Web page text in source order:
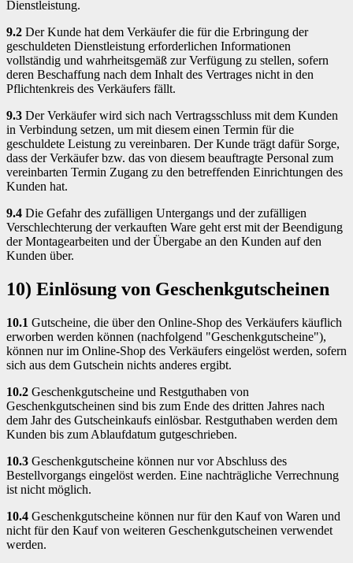
Dienstleistung.
9.2 Der Kunde hat dem Verkäufer die für die Erbringung der
geschuldeten Dienstleistung erforderlichen Informationen
vollständig und wahrheitsgemäß zur Verfügung zu stellen, sofern
deren Beschaffung nach dem Inhalt des Vertrages nicht in den
Pflichtenkreis des Verkäufers fällt.
9.3 Der Verkäufer wird sich nach Vertragsschluss mit dem Kunden
in Verbindung setzen, um mit diesem einen Termin für die
geschuldete Leistung zu vereinbaren. Der Kunde trägt dafür Sorge,
dass der Verkäufer bzw. das von diesem beauftragte Personal zum
vereinbarten Termin Zugang zu den betreffenden Einrichtungen des
Kunden hat.
9.4 Die Gefahr des zufälligen Untergangs und der zufälligen
Verschlechterung der verkauften Ware geht erst mit der Beendigung
der Montagearbeiten und der Übergabe an den Kunden auf den
Kunden über.
10) Einlösung von Geschenkgutscheinen
10.1 Gutscheine, die über den Online-Shop des Verkäufers käuflich
erworben werden können (nachfolgend "Geschenkgutscheine"),
können nur im Online-Shop des Verkäufers eingelöst werden, sofern
sich aus dem Gutschein nichts anderes ergibt.
10.2 Geschenkgutscheine und Restguthaben von
Geschenkgutscheinen sind bis zum Ende des dritten Jahres nach
dem Jahr des Gutscheinkaufs einlösbar. Restguthaben werden dem
Kunden bis zum Ablaufdatum gutgeschrieben.
10.3 Geschenkgutscheine können nur vor Abschluss des
Bestellvorgangs eingelöst werden. Eine nachträgliche Verrechnung
ist nicht möglich.
10.4 Geschenkgutscheine können nur für den Kauf von Waren und
nicht für den Kauf von weiteren Geschenkgutscheinen verwendet
werden.